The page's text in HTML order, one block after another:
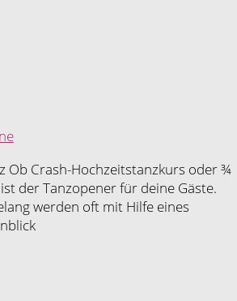
Ob Crash-Hochzeitstanzkurs oder ¾
der Tanzopener für deine Gäste.
werden oft mit Hilfe eines